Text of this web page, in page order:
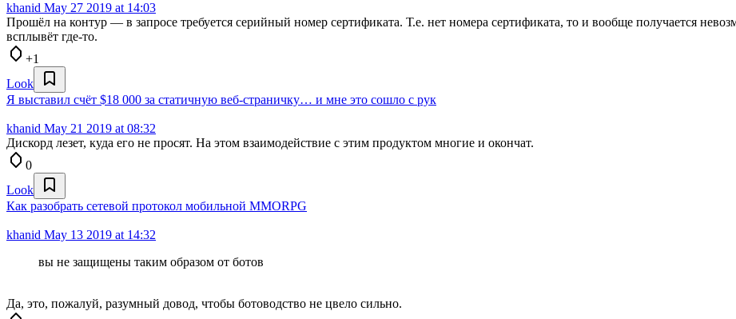
khanid May 27 2019 at 14:03
Прошёл на контур — в запросе требуется серийный номер сертификата. Т.е. нет номера сертификата, то и вообще получается
всплывёт где-то.
+1
Look
Я выставил счёт $18 000 за статичную веб-страничку… и мне это сошло с рук
khanid May 21 2019 at 08:32
Дискорд лезет, куда его не просят. На этом взаимодействие с этим продуктом многие и окончат.
0
Look
Как разобрать сетевой протокол мобильной MMORPG
khanid May 13 2019 at 14:32
вы не защищены таким образом от ботов
Да, это, пожалуй, разумный довод, чтобы ботоводство не цвело сильно.